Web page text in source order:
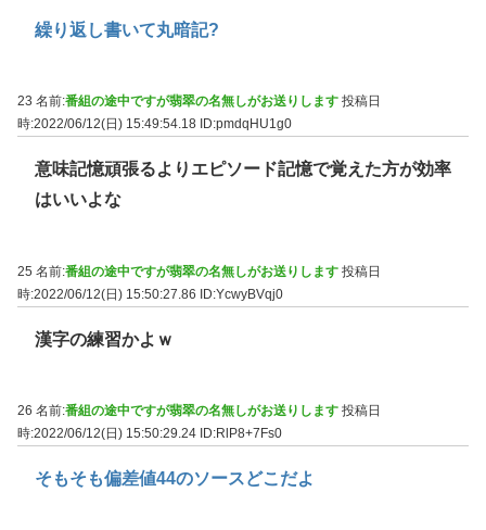
繰り返し書いて丸暗記?
23 名前:番組の途中ですが翡翠の名無しがお送りします 投稿日
時:2022/06/12(日) 15:49:54.18 ID:pmdqHU1g0
意味記憶頑張るよりエピソード記憶で覚えた方が効率
はいいよな
25 名前:番組の途中ですが翡翠の名無しがお送りします 投稿日
時:2022/06/12(日) 15:50:27.86 ID:YcwyBVqj0
漢字の練習かよｗ
26 名前:番組の途中ですが翡翠の名無しがお送りします 投稿日
時:2022/06/12(日) 15:50:29.24 ID:RlP8+7Fs0
そもそも偏差値44のソースどこだよ